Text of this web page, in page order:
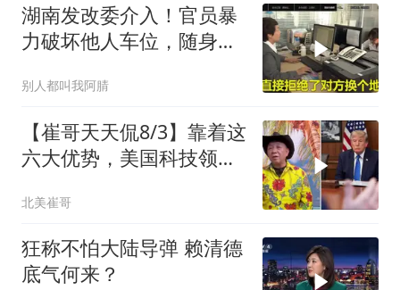
湖南发改委介入！官员暴
力破坏他人车位，随身带
别人都叫我阿腈
【崔哥天天侃8/3】靠着这
六大优势，美国科技领军
北美崔哥
狂称不怕大陆导弹 赖清德
底气何来？